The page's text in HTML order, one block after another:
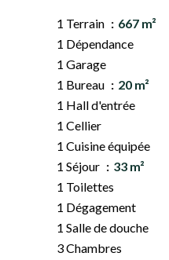
1 Terrain
667 m²
1 Dépendance
1 Garage
1 Bureau
20 m²
1 Hall d'entrée
1 Cellier
1 Cuisine équipée
1 Séjour
33 m²
1 Toilettes
1 Dégagement
1 Salle de douche
3 Chambres